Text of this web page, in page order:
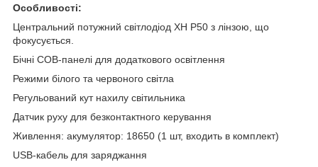
Особливості:
Центральний потужний світлодіод XH P50 з лінзою, що
фокусується.
Бічні COB-панелі для додаткового освітлення
Режими білого та червоного світла
Регульований кут нахилу світильника
Датчик руху для безконтактного керування
Живлення: акумулятор: 18650 (1 шт, входить в комплект)
USB-кабель для заряджання